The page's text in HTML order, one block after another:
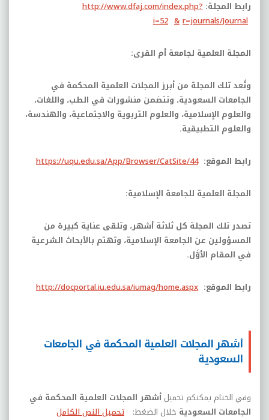
رابط المجلة: http://www.dfaj.com/index.php?
r=journals/Journal
&
i=52
المجلة العلمية لجامعة أم القرى:
وتُعد تلك المجلة من أبرز المجلات العلمية المحكمة في
الجامعات السعودية، وتتضمن منشورات في الطب، واللغات،
والعلوم الإسلامية، والعلوم التربوية والاجتماعية، والهندسة،
والعلوم التطبيقية.
رابط الموقع: https://uqu.edu.sa/App/Browser/CatSite/44
المجلة العلمية للجامعة الإسلامية:
تصدر تلك المجلة كل ثلاثة أشهر، وتلقى عناية كبيرة من
المسؤولين عن الجامعة الإسلامية، وتهتم بالأبحاث الشرعية
في المقام الأوَّل.
رابط الموقع: http://docportal.iu.edu.sa/iumag/home.aspx
أشهر المجلات العلمية المحكمة في الجامعات
السعودية
وفي الختام يمكنكم تحميل أشهر المجلات العلمية المحكمة في
الجامعات السعودية خلال الضغط: تحميل النص الكامل